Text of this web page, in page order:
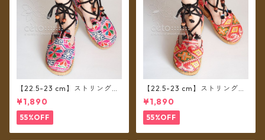
【22.5-23 cm】ストリングシ
ューズ モン族布 B
¥1,890
55%OFF
【22.5-23 cm】ストリングシ
ューズ モン族布 A
¥1,890
55%OFF